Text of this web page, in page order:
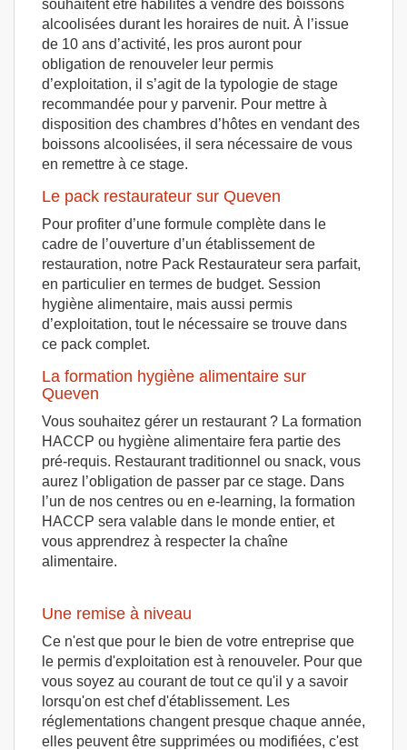
souhaitent être habilités à vendre des boissons
alcoolisées durant les horaires de nuit. À l’issue
de 10 ans d’activité, les pros auront pour
obligation de renouveler leur permis
d’exploitation, il s’agit de la typologie de stage
recommandée pour y parvenir. Pour mettre à
disposition des chambres d’hôtes en vendant des
boissons alcoolisées, il sera nécessaire de vous
en remettre à ce stage.
Le pack restaurateur sur Queven
Pour profiter d’une formule complète dans le
cadre de l’ouverture d’un établissement de
restauration, notre Pack Restaurateur sera parfait,
en particulier en termes de budget. Session
hygiène alimentaire, mais aussi permis
d’exploitation, tout le nécessaire se trouve dans
ce pack complet.
La formation hygiène alimentaire sur
Queven
Vous souhaitez gérer un restaurant ? La formation
HACCP ou hygiène alimentaire fera partie des
pré-requis. Restaurant traditionnel ou snack, vous
aurez l’obligation de passer par ce stage. Dans
l’un de nos centres ou en e-learning, la formation
HACCP sera valable dans le monde entier, et
vous apprendrez à respecter la chaîne
alimentaire.
Une remise à niveau
Ce n'est que pour le bien de votre entreprise que
le permis d'exploitation est à renouveler. Pour que
vous soyez au courant de tout ce qu'il y a savoir
lorsqu'on est chef d'établissement. Les
réglementations changent presque chaque année,
elles peuvent être supprimées ou modifiées, c'est